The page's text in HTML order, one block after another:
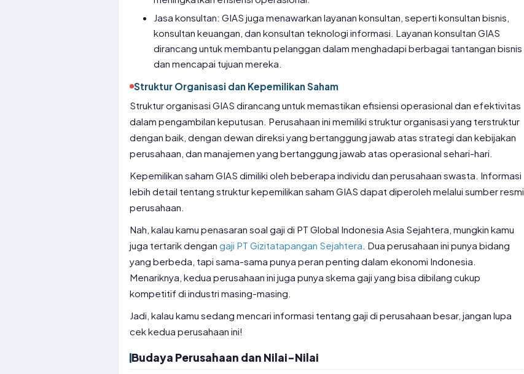
Jasa konsultan: GIAS juga menawarkan layanan konsultan, seperti konsultan bisnis,
konsultan keuangan, dan konsultan teknologi informasi. Layanan konsultan GIAS
dirancang untuk membantu pelanggan dalam menghadapi berbagai tantangan bisnis
dan mencapai tujuan mereka.
Struktur Organisasi dan Kepemilikan Saham
Struktur organisasi GIAS dirancang untuk memastikan efisiensi operasional dan efektivitas
dalam pengambilan keputusan. Perusahaan ini memiliki struktur organisasi yang terstruktur
dengan baik, dengan dewan direksi yang bertanggung jawab atas strategi dan kebijakan
perusahaan, dan manajemen yang bertanggung jawab atas operasional sehari-hari.
Kepemilikan saham GIAS dimiliki oleh beberapa individu dan perusahaan swasta. Informasi
lebih detail tentang struktur kepemilikan saham GIAS dapat diperoleh melalui sumber resmi
perusahaan.
Nah, kalau kamu penasaran soal gaji di PT Global Indonesia Asia Sejahtera, mungkin kamu
juga tertarik dengan gaji PT Gizitatapangan Sejahtera . Dua perusahaan ini punya bidang
yang berbeda, tapi sama-sama punya peran penting dalam ekonomi Indonesia.
Menariknya, kedua perusahaan ini juga punya skema gaji yang bisa dibilang cukup
kompetitif di industri masing-masing.
Jadi, kalau kamu sedang mencari informasi tentang gaji di perusahaan besar, jangan lupa
cek kedua perusahaan ini!
Budaya Perusahaan dan Nilai-Nilai